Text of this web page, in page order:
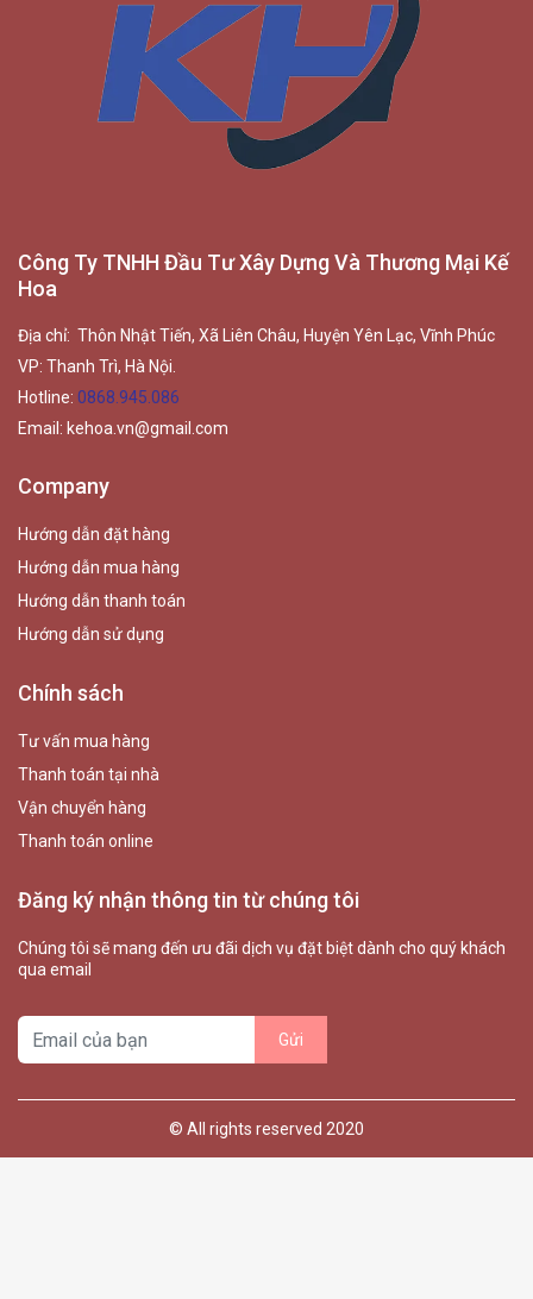
Công Ty TNHH Đầu Tư Xây Dựng Và Thương Mại Kế
Hoa
Địa chỉ: Thôn Nhật Tiến, Xã Liên Châu, Huyện Yên Lạc, Vĩnh Phúc
VP: Thanh Trì, Hà Nội.
Hotline: 0868.945.086
Email: kehoa.vn@gmail.com
Company
Hướng dẫn đặt hàng
Hướng dẫn mua hàng
Hướng dẫn thanh toán
Hướng dẫn sử dụng
Chính sách
Tư vấn mua hàng
Thanh toán tại nhà
Vận chuyển hàng
Thanh toán online
Đăng ký nhận thông tin từ chúng tôi
Chúng tôi sẽ mang đến ưu đãi dịch vụ đặt biệt dành cho quý khách
qua email
© All rights reserved 2020